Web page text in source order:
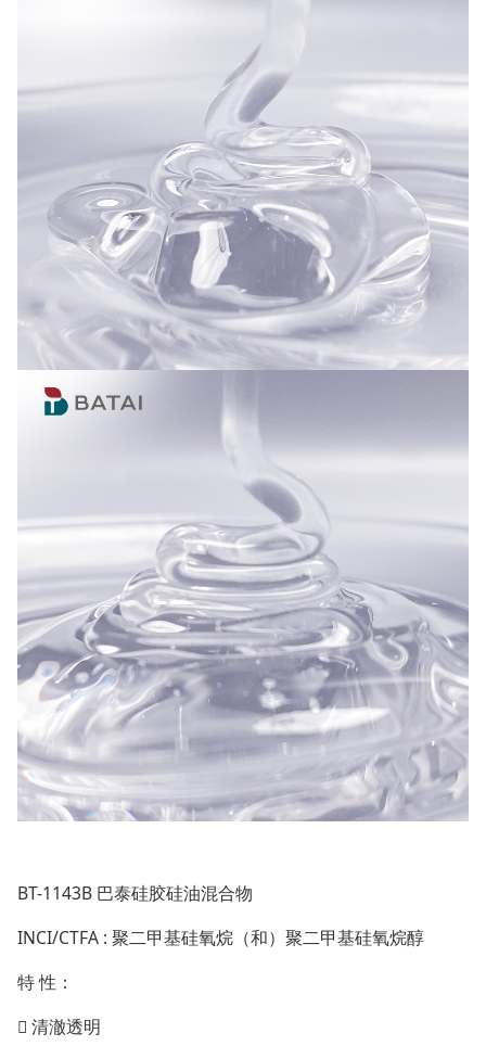
BT-1143B 巴泰硅胶硅油混合物
INCI/CTFA : 聚二甲基硅氧烷（和）聚二甲基硅氧烷醇
特 性：
 清澈透明